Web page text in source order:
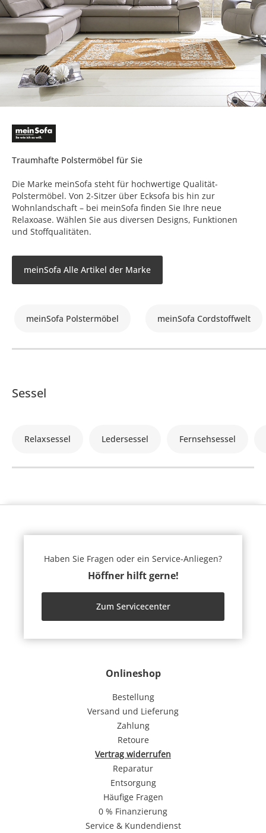
Traumhafte Polstermöbel für Sie
Die Marke meinSofa steht für hochwertige Qualität-
Polstermöbel. Von 2-Sitzer über Ecksofa bis hin zur
Wohnlandschaft – bei meinSofa finden Sie Ihre neue
Relaxoase. Wählen Sie aus diversen Designs, Funktionen
und Stoffqualitäten.
meinSofa Alle Artikel der Marke
meinSofa Polstermöbel meinSofa Cordstoffwelt
Sessel
Relaxsessel Ledersessel Fernsehsessel
Onlineshop
Bestellung
Versand und Lieferung
Zahlung
Retoure
Vertrag widerrufen
Reparatur
Entsorgung
Häufige Fragen
0 % Finanzierung
Service & Kundendienst
Haben Sie Fragen oder ein Service-Anliegen?
Höffner hilft gerne!
Zum Servicecenter